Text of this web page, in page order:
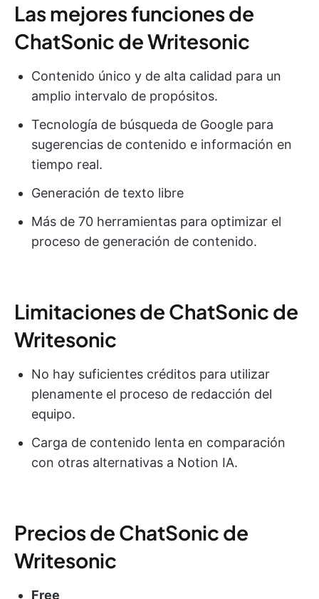
Las mejores funciones de
ChatSonic de Writesonic
Contenido único y de alta calidad para un
amplio intervalo de propósitos.
Tecnología de búsqueda de Google para
sugerencias de contenido e información en
tiempo real.
Generación de texto libre
Más de 70 herramientas para optimizar el
proceso de generación de contenido.
Limitaciones de ChatSonic de
Writesonic
No hay suficientes créditos para utilizar
plenamente el proceso de redacción del
equipo.
Carga de contenido lenta en comparación
con otras alternativas a Notion IA.
Precios de ChatSonic de
Writesonic
Free